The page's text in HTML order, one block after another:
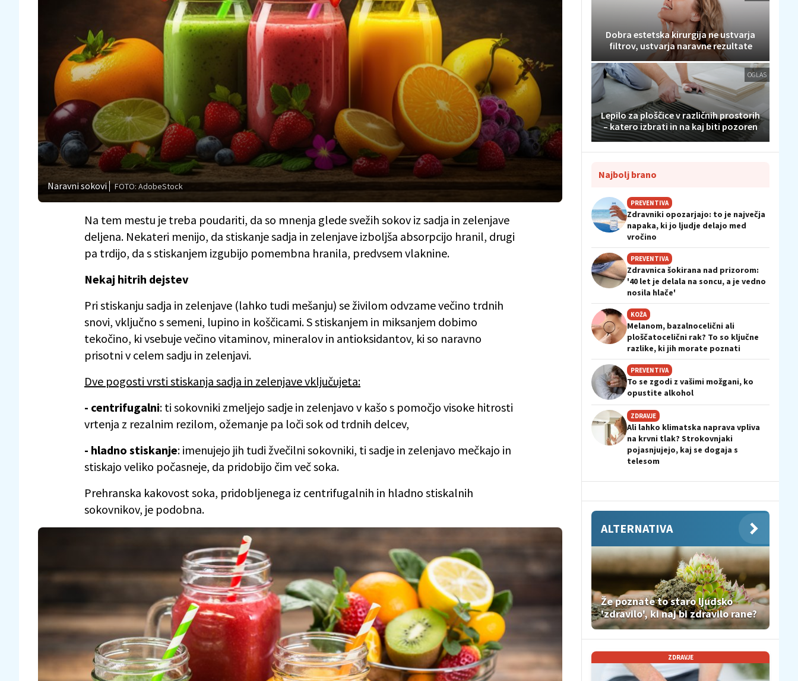
Naravni sokovi FOTO: AdobeStock
Na tem mestu je treba poudariti, da so mnenja glede svežih sokov iz sadja in zelenjave
deljena. Nekateri menijo, da stiskanje sadja in zelenjave izboljša absorpcijo hranil, drugi
pa trdijo, da s stiskanjem izgubijo pomembna hranila, predvsem vlaknine.
Nekaj hitrih dejstev
Pri stiskanju sadja in zelenjave (lahko tudi mešanju) se živilom odvzame večino trdnih
snovi, vključno s semeni, lupino in koščicami. S stiskanjem in miksanjem dobimo
tekočino, ki vsebuje večino vitaminov, mineralov in antioksidantov, ki so naravno
prisotni v celem sadju in zelenjavi.
Dve pogosti vrsti stiskanja sadja in zelenjave vključujeta:
- centrifugalni: ti sokovniki zmeljejo sadje in zelenjavo v kašo s pomočjo visoke hitrosti
vrtenja z rezalnim rezilom, ožemanje pa loči sok od trdnih delcev,
- hladno stiskanje: imenujejo jih tudi žvečilni sokovniki, ti sadje in zelenjavo mečkajo in
stiskajo veliko počasneje, da pridobijo čim več soka.
Prehranska kakovost soka, pridobljenega iz centrifugalnih in hladno stiskalnih
sokovnikov, je podobna.
Dobra estetska kirurgija ne ustvarja
filtrov, ustvarja naravne rezultate
OGLAS
Lepilo za ploščice v različnih prostorih
– katero izbrati in na kaj biti pozoren
Najbolj brano
PREVENTIVA
Zdravniki opozarjajo: to je največja
napaka, ki jo ljudje delajo med
vročino
PREVENTIVA
Zdravnica šokirana nad prizorom:
'40 let je delala na soncu, a je vedno
nosila hlače'
KOŽA
Melanom, bazalnocelični ali
ploščatocelični rak? To so ključne
razlike, ki jih morate poznati
PREVENTIVA
To se zgodi z vašimi možgani, ko
opustite alkohol
ZDRAVJE
Ali lahko klimatska naprava vpliva
na krvni tlak? Strokovnjaki
pojasnjujejo, kaj se dogaja s
telesom
ALTERNATIVA
Že poznate to staro ljudsko
'zdravilo', ki naj bi zdravilo rane?
ZDRAVJE